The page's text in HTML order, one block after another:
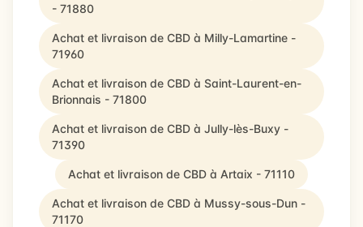
- 71880
Achat et livraison de CBD à Milly-Lamartine -
71960
Achat et livraison de CBD à Saint-Laurent-en-
Brionnais - 71800
Achat et livraison de CBD à Jully-lès-Buxy -
71390
Achat et livraison de CBD à Artaix - 71110
Achat et livraison de CBD à Mussy-sous-Dun -
71170